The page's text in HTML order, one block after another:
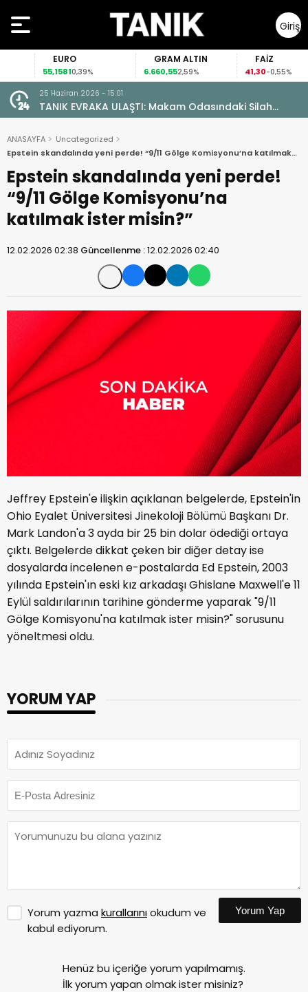
Giriş
Yap
EURO
55,15810,39%
GRAM ALTIN
6.660,552,59%
FAİZ
41,30-0,55%
25 Haziran 2026 - 15:01
TANIK EVRAKA ULAŞTI: Makam Odasındaki Silah
Ruhsatsız Çıktı!
ANASAYFA
Uncategorized
Epstein skandalında yeni perde! “9/11 Gölge Komisyonu’na katılmak
ister misin?”
Epstein skandalında yeni perde!
“9/11 Gölge Komisyonu’na
katılmak ister misin?”
12.02.2026 02:38 Güncellenme :12.02.2026 02:40
Jeffrey Epstein'e ilişkin açıklanan belgelerde, Epstein'in
Ohio Eyalet Üniversitesi Jinekoloji Bölümü Başkanı Dr.
Mark Landon'a 3 ayda bir 25 bin dolar ödediği ortaya
çıktı. Belgelerde dikkat çeken bir diğer detay ise
dosyalarda incelenen e-postalarda Ed Epstein, 2003
yılında Epstein'ın eski kız arkadaşı Ghislane Maxwell'e 11
Eylül saldırılarının tarihine gönderme yaparak "9/11
Gölge Komisyonu'na katılmak ister misin?" sorusunu
yöneltmesi oldu.
YORUM YAP
Yorum yazma kurallarınıokudum ve
kabul ediyorum.
Yorum Yap
Henüz bu içeriğe yorum yapılmamış.
İlk yorum yapan olmak ister misiniz?